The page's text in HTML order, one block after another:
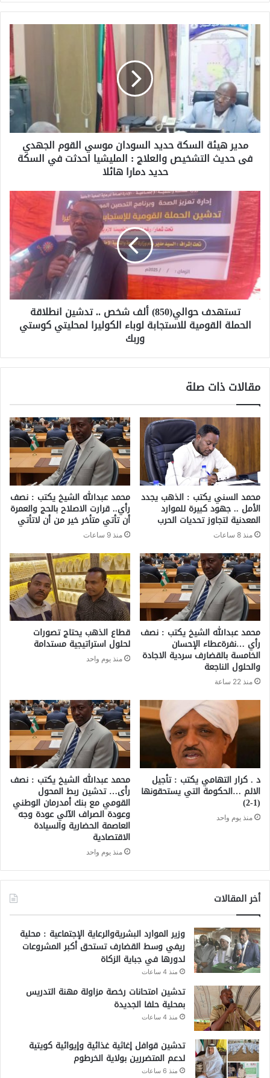
مدير هيئة السكة حديد السودان موسي القوم الجهدي
فى حديث التشخيص والعلاج : المليشيا احدثت في السكة
حديد دمارا هائلا
تستهدف حوالي(850) ألف شخص .. تدشين انطلاقة
الحملة القومية للاستجابة لوباء الكوليرا لمحليتي كوستي
وربك
مقالات ذات صلة
محمد السني يكتب : الذهب يجدد
الأمل .. جهود كبيرة للموارد
المعدنية لتجاوز تحديات الحرب
منذ 8 ساعات
محمد عبدالله الشيخ يكتب : نصف
رأي.. قرارت الاصلاح بالحج والعمرة
أن تأتي متأخر خير من أن لاتأتي
منذ 9 ساعات
محمد عبدالله الشيخ يكتب : نصف
رأي …نفرةعطاء الإحسان
الخامسة بالقضارف سردية الاجادة
والحلول الناجعة
منذ 22 ساعة
قطاع الذهب يحتاج تصورات
لحلول استراتيجية مستدامة
منذ يوم واحد
د . كرار التهامي يكتب : تأجيل
الالم …الحكومة التي يستحقونها
(1-2)
منذ يوم واحد
محمد عبدالله الشيخ يكتب : نصف
رأى… تدشين ربط المحول
القومي مع بنك أمدرمان الوطني
وعودة الصراف الآلي عودة وجه
العاصمة الحضارية والسيادة
الاقتصادية
منذ يوم واحد
أخر المقالات
وزير الموارد البشريةوالرعاية الإجتماعية : محلية
ريفي وسط القضارف تستحق أكبر المشروعات
لدورها في جباية الزكاة
منذ 4 ساعات
تدشين امتحانات رخصة مزاولة مهنة التدريس
بمحلية حلفا الجديدة
منذ 4 ساعات
تدشين قوافل إغاثية غذائية وإيوائية كويتية
لدعم المتضررين بولاية الخرطوم
منذ 6 ساعات